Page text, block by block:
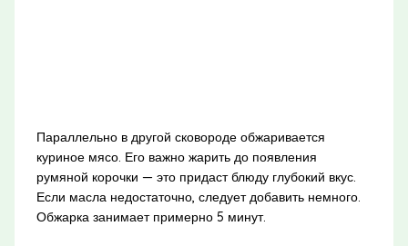
Параллельно в другой сковороде обжаривается
куриное мясо. Его важно жарить до появления
румяной корочки — это придаст блюду глубокий вкус.
Если масла недостаточно, следует добавить немного.
Обжарка занимает примерно 5 минут.